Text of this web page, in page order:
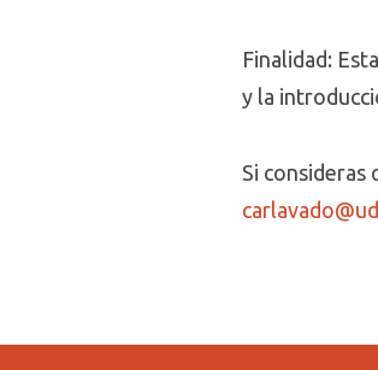
Finalidad:
y la
Si